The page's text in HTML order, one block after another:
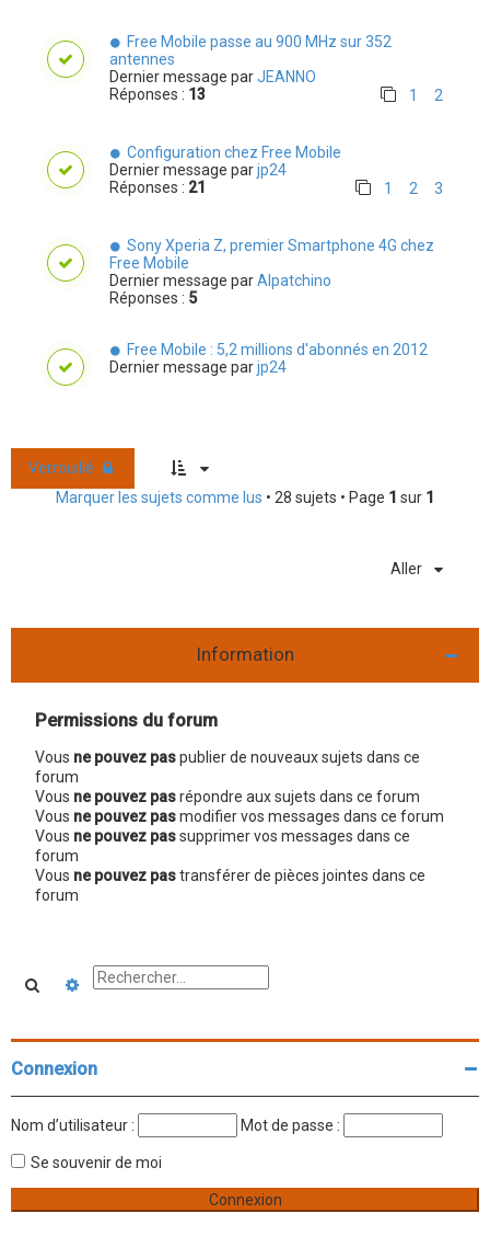
Free Mobile passe au 900 MHz sur 352
antennes
Dernier message parJEANNO
Réponses : 13 1 2
Configuration chez Free Mobile
Dernier message parjp24
Réponses : 21 1 2 3
Sony Xperia Z, premier Smartphone 4G chez
Free Mobile
Dernier message parAlpatchino
Réponses : 5
Free Mobile : 5,2 millions d'abonnés en 2012
Dernier message parjp24
Verrouillé
Marquer les sujets comme lus • 28 sujets • Page 1 sur 1
Aller
Information
Permissions du forum
Vous ne pouvez paspublier de nouveaux sujets dans ce
forum
Vous ne pouvez pasrépondre aux sujets dans ce forum
Vous ne pouvez pasmodifier vos messages dans ce forum
Vous ne pouvez passupprimer vos messages dans ce
forum
Vous ne pouvez pastransférer de pièces jointes dans ce
forum
RechercherRecherche avancée
Connexion
Nom d’utilisateur : Mot de passe :
Se souvenir de moi